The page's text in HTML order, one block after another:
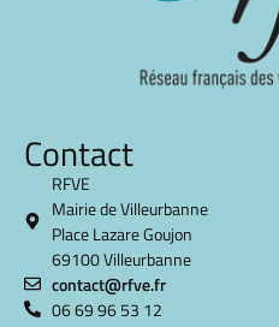
Contact
RFVE
Mairie de Villeurbanne
Place Lazare Goujon
69100 Villeurbanne
contact@rfve.fr
06 69 96 53 12